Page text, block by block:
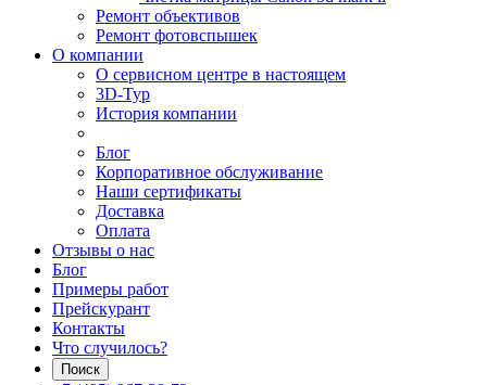
Ремонт объективов
Ремонт фотовспышек
О компании
О сервисном центре в настоящем
3D-Тур
История компании
Блог
Корпоративное обслуживание
Наши сертификаты
Доставка
Оплата
Отзывы о нас
Блог
Примеры работ
Прейскурант
Контакты
Что случилось?
Поиск